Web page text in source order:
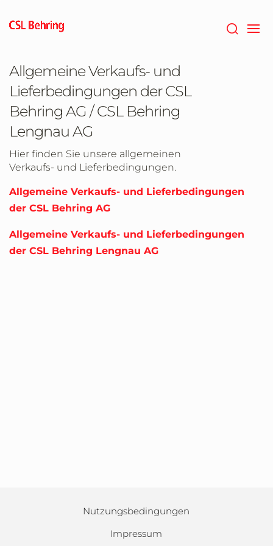
Hauptinhalt
springen
Allgemeine Verkaufs- und
Lieferbedingungen der CSL
Behring AG / CSL Behring
Lengnau AG
Hier finden Sie unsere allgemeinen
Verkaufs- und Lieferbedingungen.
Allgemeine Verkaufs- und Lieferbedingungen
der CSL Behring AG
Allgemeine Verkaufs- und Lieferbedingungen
der CSL Behring Lengnau AG
Nutzungsbedingungen
Impressum